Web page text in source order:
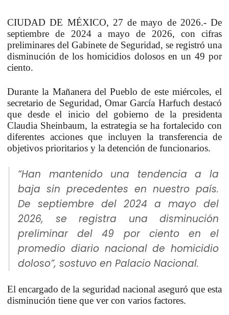
CIUDAD DE MÉXICO, 27 de mayo de 2026.- De
septiembre de 2024 a mayo de 2026, con cifras
preliminares del Gabinete de Seguridad, se registró una
disminución de los homicidios dolosos en un 49 por
ciento.
Durante la Mañanera del Pueblo de este miércoles, el
secretario de Seguridad, Omar García Harfuch destacó
que desde el inicio del gobierno de la presidenta
Claudia Sheinbaum, la estrategia se ha fortalecido con
diferentes acciones que incluyen la transferencia de
objetivos prioritarios y la detención de funcionarios.
“Han mantenido una tendencia a la
baja sin precedentes en nuestro país.
De septiembre del 2024 a mayo del
2026, se registra una disminución
preliminar del 49 por ciento en el
promedio diario nacional de homicidio
doloso”, sostuvo en Palacio Nacional.
El encargado de la seguridad nacional aseguró que esta
disminución tiene que ver con varios factores.